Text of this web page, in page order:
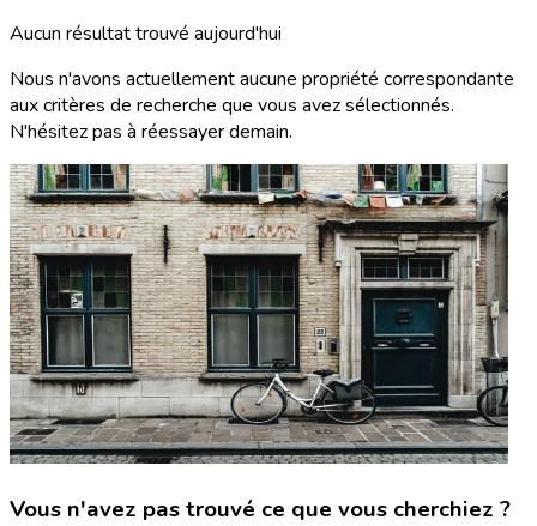
Aucun résultat trouvé aujourd'hui
Nous n'avons actuellement aucune propriété correspondante
aux critères de recherche que vous avez sélectionnés.
N'hésitez pas à réessayer demain.
Vous n'avez pas trouvé ce que vous cherchiez ?